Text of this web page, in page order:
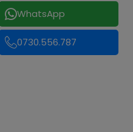
WhatsApp
0730.556.787